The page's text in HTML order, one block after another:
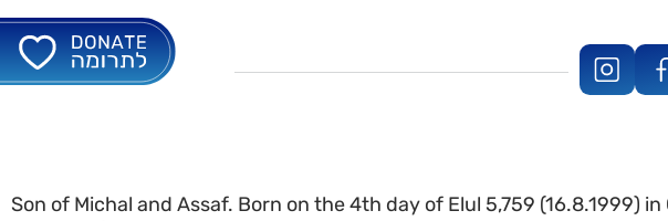
Son of Michal and Assaf. Born on the 4th day of Elul 5,759 (16.8.1999) in